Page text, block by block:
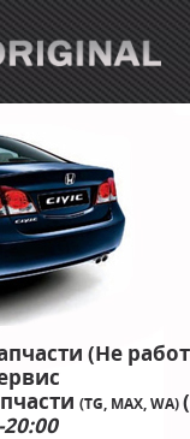
(Не
(TG, MAX, WA)